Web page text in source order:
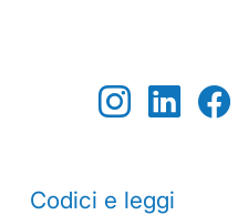
Codici e leggi